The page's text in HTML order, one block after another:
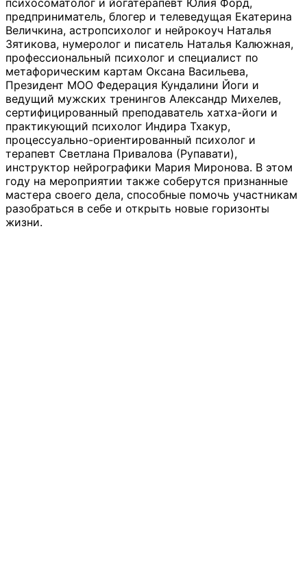
психосоматолог и йогатерапевт Юлия Форд,
предприниматель, блогер и телеведущая Екатерина
Величкина, астропсихолог и нейрокоуч Наталья
Зятикова, нумеролог и писатель Наталья Калюжная,
профессиональный психолог и специалист по
метафорическим картам Оксана Васильева,
Президент МОО Федерация Кундалини Йоги и
ведущий мужских тренингов Александр Михелев,
сертифицированный преподаватель хатха-йоги и
практикующий психолог Индира Тхакур,
процессуально-ориентированный психолог и
терапевт Светлана Привалова (Рупавати),
инструктор нейрографики Мария Миронова. В этом
году на мероприятии также соберутся признанные
мастера своего дела, способные помочь участникам
разобраться в себе и открыть новые горизонты
жизни.